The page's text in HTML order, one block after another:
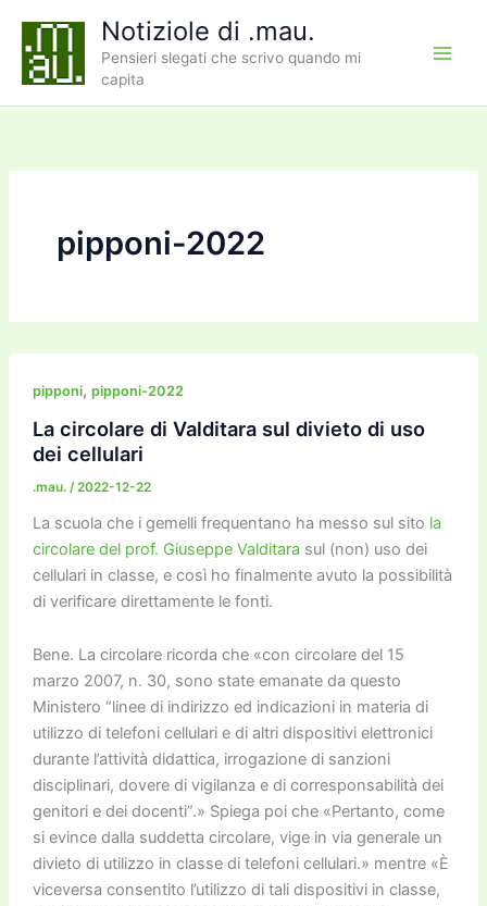
contenuto
Notiziole di .mau.
Pensieri slegati che scrivo quando mi
capita
pipponi-2022
pipponi, pipponi-2022
La circolare di Valditara sul divieto di uso
dei cellulari
.mau. /2022-12-22
La scuola che i gemelli frequentano ha messo sul sito la
circolare del prof. Giuseppe Valditara sul (non) uso dei
cellulari in classe, e così ho finalmente avuto la possibilità
di verificare direttamente le fonti.
Bene. La circolare ricorda che «con circolare del 15
marzo 2007, n. 30, sono state emanate da questo
Ministero “linee di indirizzo ed indicazioni in materia di
utilizzo di telefoni cellulari e di altri dispositivi elettronici
durante l’attività didattica, irrogazione di sanzioni
disciplinari, dovere di vigilanza e di corresponsabilità dei
genitori e dei docenti”.» Spiega poi che «Pertanto, come
si evince dalla suddetta circolare, vige in via generale un
divieto di utilizzo in classe di telefoni cellulari.» mentre «È
viceversa consentito l’utilizzo di tali dispositivi in classe,